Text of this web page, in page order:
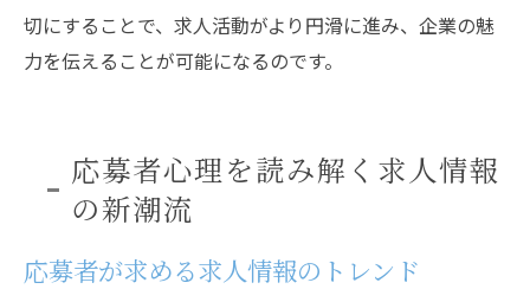
切にすることで、求人活動がより円滑に進み、企業の魅
力を伝えることが可能になるのです。
応募者心理を読み解く求人情報
の新潮流
応募者が求める求人情報のトレンド